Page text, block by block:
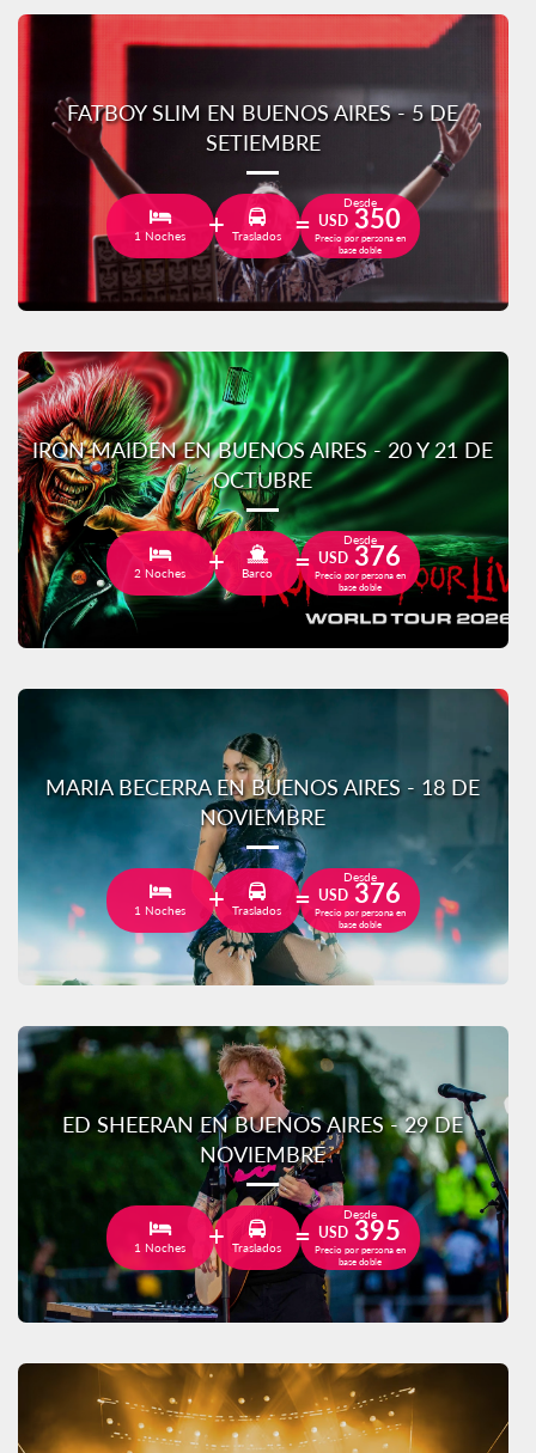
FATBOY SLIM EN BUENOS AIRES - 5 DE
SETIEMBRE
1 Noches Traslados
Desde
USD 350
Precio por persona en
base doble
IRON MAIDEN EN BUENOS AIRES - 20 Y 21 DE
OCTUBRE
2 Noches Barco
Desde
USD 376
Precio por persona en
base doble
MARIA BECERRA EN BUENOS AIRES - 18 DE
NOVIEMBRE
1 Noches Traslados
Desde
USD 376
Precio por persona en
base doble
ED SHEERAN EN BUENOS AIRES - 29 DE
NOVIEMBRE
1 Noches Traslados
Desde
USD 395
Precio por persona en
base doble